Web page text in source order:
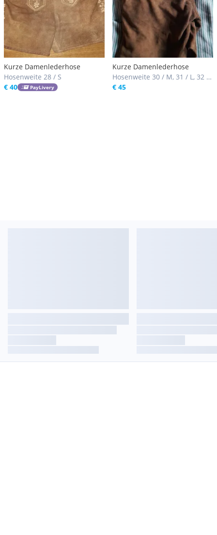
Kurze Damenlederhose
Hosenweite 28 / S
€ 40
PayLivery
Kurze Damenlederhose
Hosenweite 30 / M, 31 / L, 32 /
L
€ 45